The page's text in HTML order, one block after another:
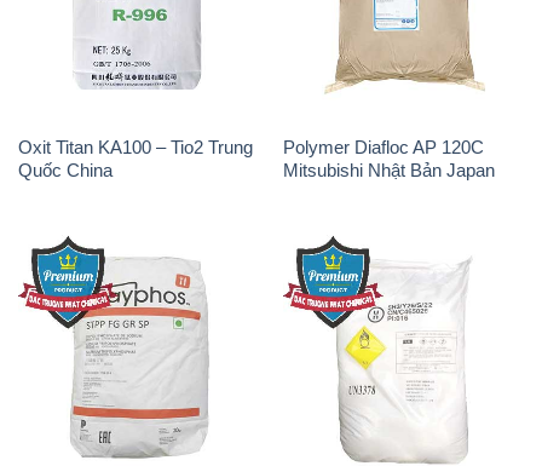
Oxit Titan KA100 – Tio2 Trung
Quốc China
Polymer Diafloc AP 120C
Mitsubishi Nhật Bản Japan